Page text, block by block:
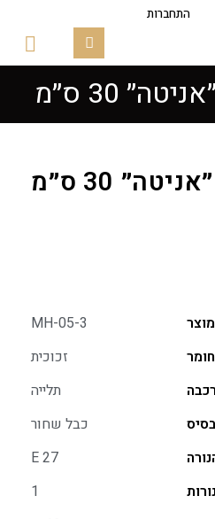
התחברות
30 ס״מ
30 ס״מ
MH-05-3
חומר
זכוכית
תלייה
כבל שחור
E 27
1